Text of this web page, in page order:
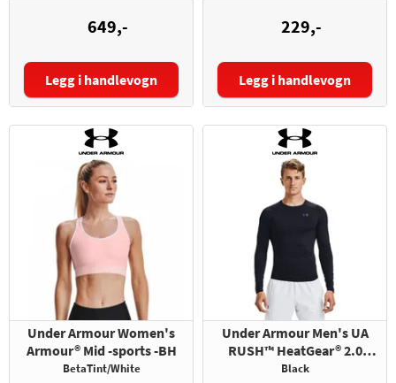
649,-
Størrelse:
Legg i handlevogn
229,-
Legg i handlevogn
Under Armour Women's
Armour® Mid -sports -BH
BetaTint/White
Under Armour Men's UA
RUSH™ HeatGear® 2.0
Compression Long Sleeve
Black